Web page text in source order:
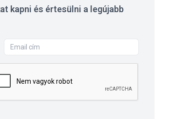
kapni és értesülni a legújabb